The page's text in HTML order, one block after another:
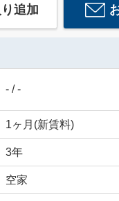
追加
- / -
1ヶ月(新賃料)
3年
空家